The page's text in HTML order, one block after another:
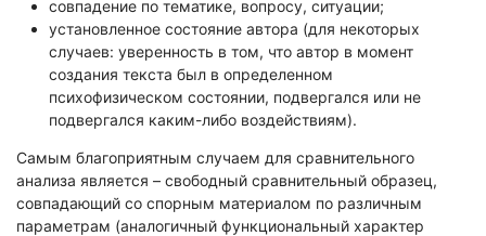
совпадение по тематике, вопросу, ситуации;
установленное состояние автора (для некоторых
случаев: уверенность в том, что автор в момент
создания текста был в определенном
психофизическом состоянии, подвергался или не
подвергался каким-либо воздействиям).
Самым благоприятным случаем для сравнительного
анализа является – свободный сравнительный образец,
совпадающий со спорным материалом по различным
параметрам (аналогичный функциональный характер